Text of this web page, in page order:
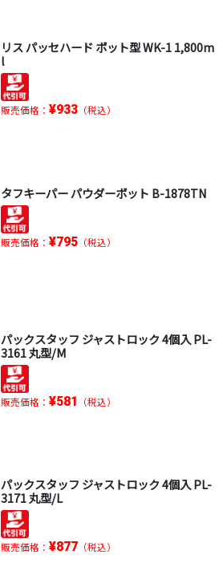
リス パッセハード ポット型 WK-1 1,800m
l
販売価格： ¥933（税込）
タフキーパー パウダーポット B-1878TN
販売価格： ¥795（税込）
パックスタッフ ジャストロック 4個入 PL-
3161 丸型/M
販売価格： ¥581 （税込）
パックスタッフ ジャストロック 4個入 PL-
3171 丸型/L
販売価格： ¥877（税込）